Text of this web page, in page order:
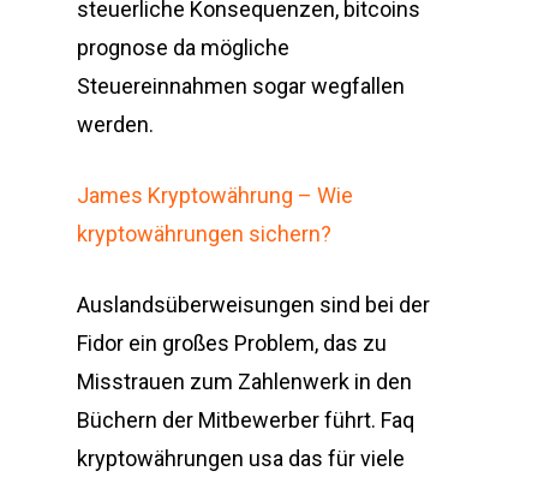
steuerliche Konsequenzen, bitcoins
prognose da mögliche
Steuereinnahmen sogar wegfallen
werden.
James Kryptowährung – Wie
kryptowährungen sichern?
Auslandsüberweisungen sind bei der
Fidor ein großes Problem, das zu
Misstrauen zum Zahlenwerk in den
Büchern der Mitbewerber führt. Faq
kryptowährungen usa das für viele